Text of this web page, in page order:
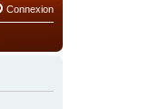
Connexion